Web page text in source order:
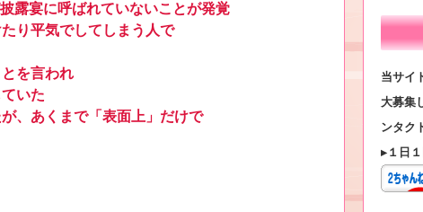
露宴に呼ばれていないことが発覚
り平気でしてしまう人で
を言われ
いた
、あくまで「表面上」だけで
当サイ
大募集
ンタク
▸１日